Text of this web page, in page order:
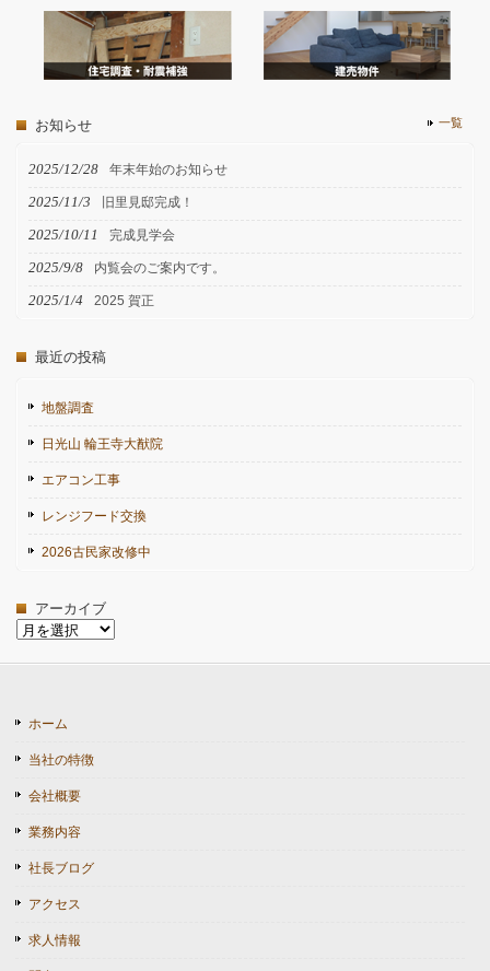
お知らせ 一覧
2025/12/28 年末年始のお知らせ
2025/11/3 旧里見邸完成！
2025/10/11 完成見学会
2025/9/8 内覧会のご案内です。
2025/1/4 2025 賀正
最近の投稿
地盤調査
日光山 輪王寺大猷院
エアコン工事
レンジフード交換
2026古民家改修中
アーカイブ
ア
カ
ホーム
当社の特徴
会社概要
業務内容
社長ブログ
アクセス
求人情報